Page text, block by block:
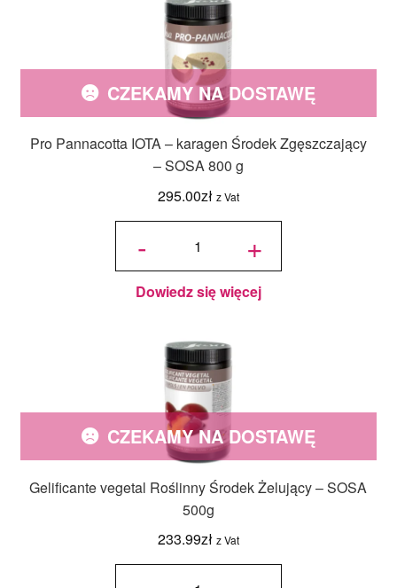
Pro Pannacotta IOTA – karagen Środek Zgęszczający
– SOSA 800 g
295.00zł z Vat
CZEKAMY NA DOSTAWĘ
-
ilość Pro
karagen
Środek
Zgęszczający
- SOSA 800 g +
Dowiedz się więcej
Gelificante vegetal Roślinny Środek Żelujący – SOSA
500g
233.99zł z Vat
CZEKAMY NA DOSTAWĘ
ilość